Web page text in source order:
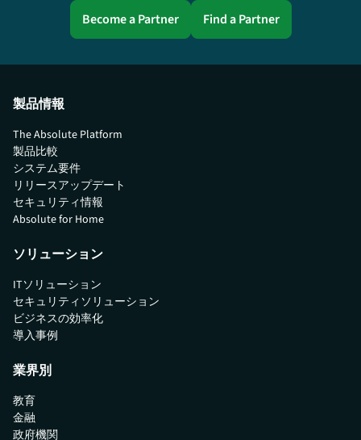
Become a Partner Find a Partner
製品情報
The Absolute Platform
製品比較
システム要件
リリースアップデート
セキュリティ情報
Absolute for Home
ソリューション
ITソリューション
セキュリティソリューション
ビジネスの効率化
導入事例
業界別
教育
金融
政府機関